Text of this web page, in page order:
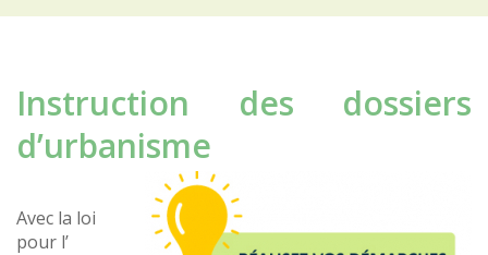
Instruction des dossiers
d’urbanisme
Avec la loi
pour l’